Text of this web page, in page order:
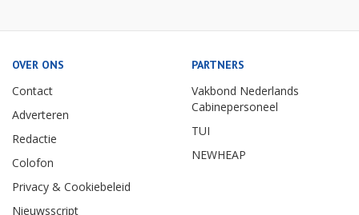
OVER ONS
Contact
Adverteren
Redactie
Colofon
Privacy & Cookiebeleid
Nieuwsscript
PARTNERS
Vakbond Nederlands
Cabinepersoneel
TUI
NEWHEAP